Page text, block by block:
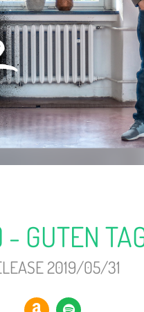
- GUTEN
2019/05/31